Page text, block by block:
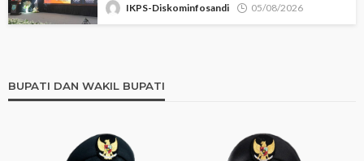
IKPS-Diskominfosandi 05/08/2026
BUPATI DAN WAKIL BUPATI